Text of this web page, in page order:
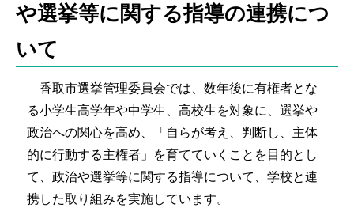
や選挙等に関する指導の連携につ
いて
香取市選挙管理委員会では、数年後に有権者とな
る小学生高学年や中学生、高校生を対象に、選挙や
政治への関心を高め、「自らが考え、判断し、主体
的に行動する主権者」を育てていくことを目的とし
て、政治や選挙等に関する指導について、学校と連
携した取り組みを実施しています。